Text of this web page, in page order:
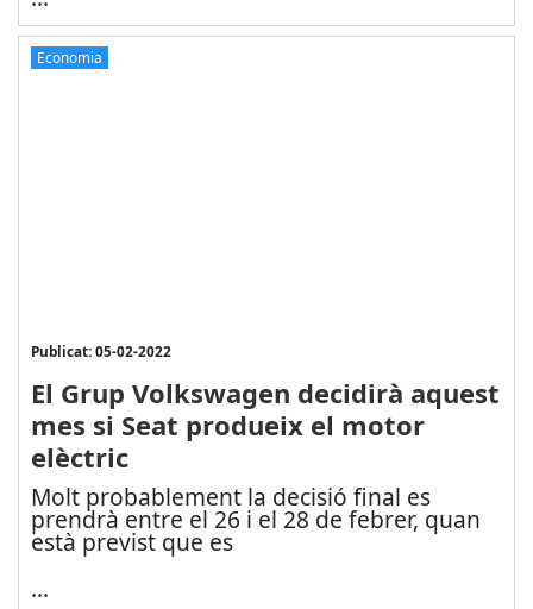
Economia
Publicat: 05-02-2022
El Grup Volkswagen decidirà aquest
mes si Seat produeix el motor
elèctric
Molt probablement la decisió final es
prendrà entre el 26 i el 28 de febrer, quan
està previst que es
...